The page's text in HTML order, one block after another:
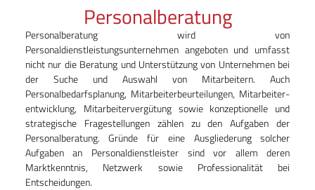
Personalberatung
Personalberatung wird von
Personaldienstleistungsunternehmen angeboten und umfasst
nicht nur die Beratung und Unterstützung von Unternehmen bei
der Suche und Auswahl von Mitarbeitern. Auch
Personalbedarfsplanung, Mitarbeiterbeurteilungen, Mitarbeiter­
entwicklung, Mitarbeitervergütung sowie konzeptionelle und
strategische Fragestellungen zählen zu den Aufgaben der
Personalberatung. Gründe für eine Ausgliederung solcher
Aufgaben an Personaldienstleister sind vor allem deren
Marktkenntnis, Netzwerk sowie Professionalität bei
Entscheidungen.